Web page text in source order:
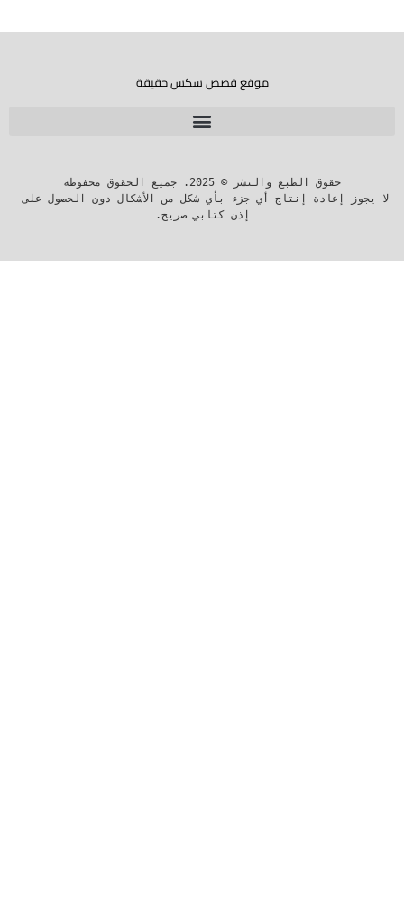
موقع قصص سكس حقيقة
لا يجوز إعادة إنتاج أي جزء بأي شكل من الأشكال دون الحصول على
إذن كتابي صريح.